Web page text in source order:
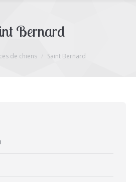
Bernard
de chiens Saint Bernard